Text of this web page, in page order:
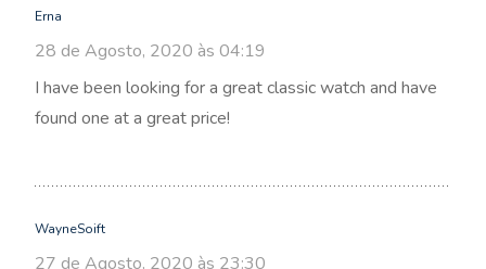
Erna
28 de Agosto, 2020 às 04:19
I have been looking for a great classic watch and have
found one at a great price!
WayneSoift
27 de Agosto, 2020 às 23:30